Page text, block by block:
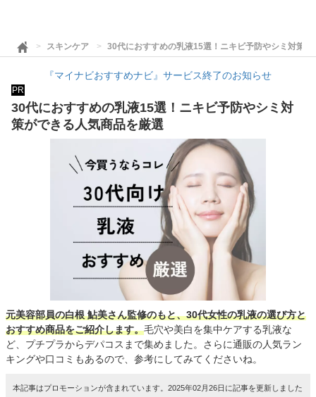
スキンケア 30代におすすめの乳液15選！ニキビ予防やシミ対策
『マイナビおすすめナビ』サービス終了のお知らせ
PR
30代におすすめの乳液15選！ニキビ予防やシミ対
策ができる人気商品を厳選
元美容部員の白根 鮎美さん監修のもと、30代女性の乳液の選び方と
おすすめ商品をご紹介します。毛穴や美白を集中ケアする乳液な
ど、プチプラからデパコスまで集めました。さらに通販の人気ラン
キングや口コミもあるので、参考にしてみてくださいね。
本記事はプロモーションが含まれています。2025年02月26日に記事を更新しました